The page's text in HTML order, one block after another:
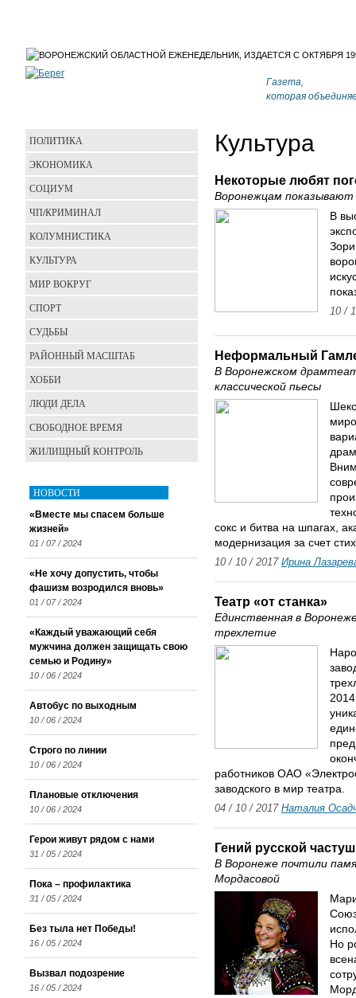
Газета,
которая
Культура
Некоторые любят
Воронежцам показывают
В
10 /
Неформальный
В Воронежском
классической пьесы
сокс и битва на шпагах,
модернизация за счет
10 / 10 / 2017 Ирина
Театр «от станка»
Единственная в
трехлетие
2014
работников ОАО
заводского в мир театра.
04 / 10 / 2017 Наталия
Гений русской
В Воронеже почтили
Мордасовой
Но
ПОЛИТИКА
ЭКОНОМИКА
СОЦИУМ
ЧП/КРИМИНАЛ
КОЛУМНИСТИКА
КУЛЬТУРА
МИР ВОКРУГ
СПОРТ
СУДЬБЫ
РАЙОННЫЙ МАСШТАБ
ХОББИ
ЛЮДИ ДЕЛА
СВОБОДНОЕ ВРЕМЯ
ЖИЛИЩНЫЙ КОНТРОЛЬ
НОВОСТИ
«Вместе мы спасем больше
жизней»
01 / 07 / 2024
«Не хочу допустить, чтобы
фашизм возродился вновь»
01 / 07 / 2024
«Каждый уважающий себя
мужчина должен защищать свою
семью и Родину»
10 / 06 / 2024
Автобус по выходным
10 / 06 / 2024
Строго по линии
10 / 06 / 2024
Плановые отключения
10 / 06 / 2024
Герои живут рядом с нами
31 / 05 / 2024
Пока – профилактика
31 / 05 / 2024
Без тыла нет Победы!
16 / 05 / 2024
Вызвал подозрение
16 / 05 / 2024